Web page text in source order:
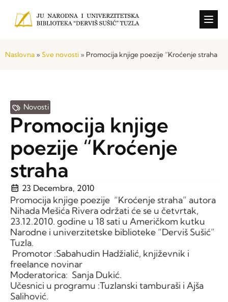
Naslovna » Sve novosti » Promocija knjige poezije “Kroćenje straha
Novosti
Promocija knjige
poezije “Kroćenje
straha
23 Decembra, 2010
Promocija knjige poezije “Kroćenje straha” autora
Nihada Mešića Rivera održati će se u četvrtak,
23.12.2010. godine u 18 sati u Američkom kutku
Narodne i univerzitetske biblioteke “Derviš Sušić”
Tuzla.
Promotor :Sabahudin Hadžialić, književnik i
freelance novinar
Moderatorica: Sanja Dukić.
Učesnici u programu :Tuzlanski tamburaši i Ajša
Salihović.